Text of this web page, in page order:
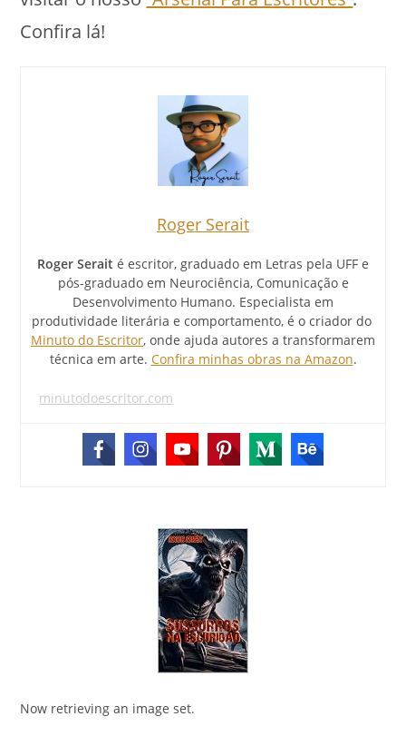
Confira lá!
Roger Serait
Roger Serait é escritor, graduado em Letras pela UFF e
pós-graduado em Neurociência, Comunicação e
Desenvolvimento Humano. Especialista em
produtividade literária e comportamento, é o criador do
Minuto do Escritor, onde ajuda autores a transformarem
técnica em arte. Confira minhas obras na Amazon.
minutodoescritor.com
Now retrieving an image set.